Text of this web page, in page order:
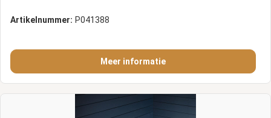
Artikelnummer: P041388
Meer informatie